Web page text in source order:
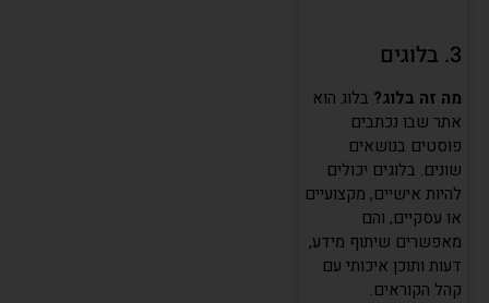
3. בלוגים
מה זה בלוג? בלוג הוא
אתר שבו נכתבים
פוסטים בנושאים
שונים. בלוגים יכולים
להיות אישיים, מקצועיים
או עסקיים, והם
מאפשרים שיתוף מידע,
דעות ותוכן איכותי עם
קהל הקוראים.